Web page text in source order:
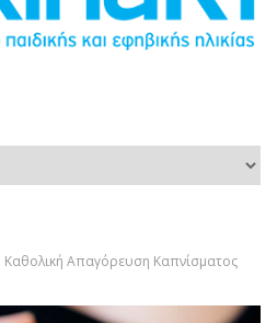
Καθολική Απαγόρευση Καπνίσματος